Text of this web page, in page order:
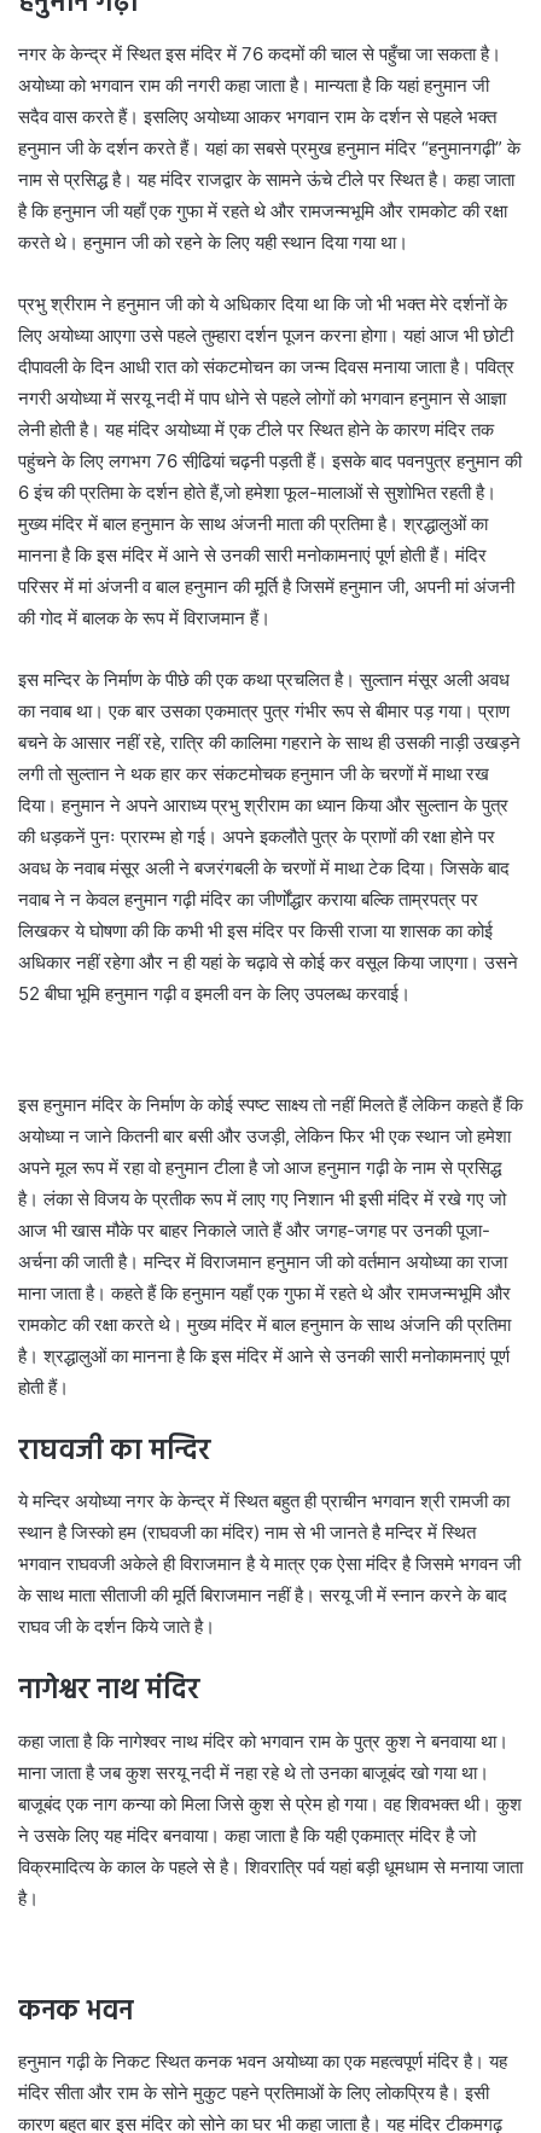
नगर के केन्द्र में स्थित इस मंदिर में 76 कदमों की चाल से पहुँचा जा सकता है।
अयोध्या को भगवान राम की नगरी कहा जाता है। मान्यता है कि यहां हनुमान जी
सदैव वास करते हैं। इसलिए अयोध्या आकर भगवान राम के दर्शन से पहले भक्त
हनुमान जी के दर्शन करते हैं। यहां का सबसे प्रमुख हनुमान मंदिर “हनुमानगढ़ी” के
नाम से प्रसिद्ध है। यह मंदिर राजद्वार के सामने ऊंचे टीले पर स्थित है। कहा जाता
है कि हनुमान जी यहाँ एक गुफा में रहते थे और रामजन्मभूमि और रामकोट की रक्षा
करते थे। हनुमान जी को रहने के लिए यही स्थान दिया गया था।
प्रभु श्रीराम ने हनुमान जी को ये अधिकार दिया था कि जो भी भक्त मेरे दर्शनों के
लिए अयोध्या आएगा उसे पहले तुम्हारा दर्शन पूजन करना होगा। यहां आज भी छोटी
दीपावली के दिन आधी रात को संकटमोचन का जन्म दिवस मनाया जाता है। पवित्र
नगरी अयोध्या में सरयू नदी में पाप धोने से पहले लोगों को भगवान हनुमान से आज्ञा
लेनी होती है। यह मंदिर अयोध्या में एक टीले पर स्थित होने के कारण मंदिर तक
पहुंचने के लिए लगभग 76 सीढि़यां चढ़नी पड़ती हैं। इसके बाद पवनपुत्र हनुमान की
6 इंच की प्रतिमा के दर्शन होते हैं,जो हमेशा फूल-मालाओं से सुशोभित रहती है।
मुख्य मंदिर में बाल हनुमान के साथ अंजनी माता की प्रतिमा है। श्रद्धालुओं का
मानना है कि इस मंदिर में आने से उनकी सारी मनोकामनाएं पूर्ण होती हैं। मंदिर
परिसर में मां अंजनी व बाल हनुमान की मूर्ति है जिसमें हनुमान जी, अपनी मां अंजनी
की गोद में बालक के रूप में विराजमान हैं।
इस मन्दिर के निर्माण के पीछे की एक कथा प्रचलित है। सुल्तान मंसूर अली अवध
का नवाब था। एक बार उसका एकमात्र पुत्र गंभीर रूप से बीमार पड़ गया। प्राण
बचने के आसार नहीं रहे, रात्रि की कालिमा गहराने के साथ ही उसकी नाड़ी उखड़ने
लगी तो सुल्तान ने थक हार कर संकटमोचक हनुमान जी के चरणों में माथा रख
दिया। हनुमान ने अपने आराध्य प्रभु श्रीराम का ध्यान किया और सुल्तान के पुत्र
की धड़कनें पुनः प्रारम्भ हो गई। अपने इकलौते पुत्र के प्राणों की रक्षा होने पर
अवध के नवाब मंसूर अली ने बजरंगबली के चरणों में माथा टेक दिया। जिसके बाद
नवाब ने न केवल हनुमान गढ़ी मंदिर का जीर्णोंद्धार कराया बल्कि ताम्रपत्र पर
लिखकर ये घोषणा की कि कभी भी इस मंदिर पर किसी राजा या शासक का कोई
अधिकार नहीं रहेगा और न ही यहां के चढ़ावे से कोई कर वसूल किया जाएगा। उसने
52 बीघा भूमि हनुमान गढ़ी व इमली वन के लिए उपलब्ध करवाई।
इस हनुमान मंदिर के निर्माण के कोई स्पष्ट साक्ष्य तो नहीं मिलते हैं लेकिन कहते हैं कि
अयोध्या न जाने कितनी बार बसी और उजड़ी, लेकिन फिर भी एक स्थान जो हमेशा
अपने मूल रूप में रहा वो हनुमान टीला है जो आज हनुमान गढ़ी के नाम से प्रसिद्ध
है। लंका से विजय के प्रतीक रूप में लाए गए निशान भी इसी मंदिर में रखे गए जो
आज भी खास मौके पर बाहर निकाले जाते हैं और जगह-जगह पर उनकी पूजा-
अर्चना की जाती है। मन्दिर में विराजमान हनुमान जी को वर्तमान अयोध्या का राजा
माना जाता है। कहते हैं कि हनुमान यहाँ एक गुफा में रहते थे और रामजन्मभूमि और
रामकोट की रक्षा करते थे। मुख्य मंदिर में बाल हनुमान के साथ अंजनि की प्रतिमा
है। श्रद्धालुओं का मानना है कि इस मंदिर में आने से उनकी सारी मनोकामनाएं पूर्ण
होती हैं।
राघवजी का मन्दिर
ये मन्दिर अयोध्या नगर के केन्द्र में स्थित बहुत ही प्राचीन भगवान श्री रामजी का
स्थान है जिस्को हम (राघवजी का मंदिर) नाम से भी जानते है मन्दिर में स्थित
भगवान राघवजी अकेले ही विराजमान है ये मात्र एक ऐसा मंदिर है जिसमे भगवन जी
के साथ माता सीताजी की मूर्ति बिराजमान नहीं है। सरयू जी में स्नान करने के बाद
राघव जी के दर्शन किये जाते है।
नागेश्वर नाथ मंदिर
कहा जाता है कि नागेश्वर नाथ मंदिर को भगवान राम के पुत्र कुश ने बनवाया था।
माना जाता है जब कुश सरयू नदी में नहा रहे थे तो उनका बाजूबंद खो गया था।
बाजूबंद एक नाग कन्या को मिला जिसे कुश से प्रेम हो गया। वह शिवभक्त थी। कुश
ने उसके लिए यह मंदिर बनवाया। कहा जाता है कि यही एकमात्र मंदिर है जो
विक्रमादित्य के काल के पहले से है। शिवरात्रि पर्व यहां बड़ी धूमधाम से मनाया जाता
है।
कनक भवन
हनुमान गढ़ी के निकट स्थित कनक भवन अयोध्या का एक महत्वपूर्ण मंदिर है। यह
मंदिर सीता और राम के सोने मुकुट पहने प्रतिमाओं के लिए लोकप्रिय है। इसी
कारण बहुत बार इस मंदिर को सोने का घर भी कहा जाता है। यह मंदिर टीकमगढ़